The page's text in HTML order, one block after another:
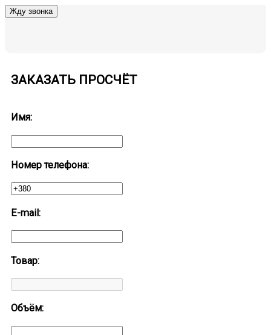
ЗАКАЗАТЬ ПРОСЧЁТ
Имя:
Номер телефона:
E-mail:
Товар:
Объём: